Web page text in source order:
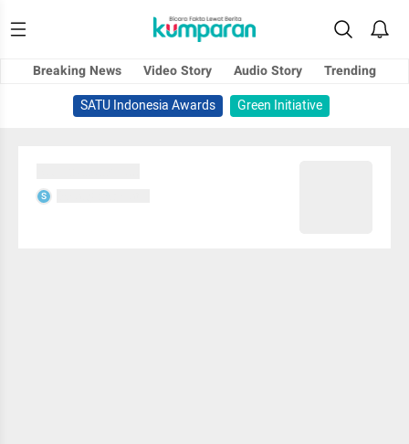
Breaking News Video Story Audio Story
Trending
SATU Indonesia Awards
Green Initiative
S